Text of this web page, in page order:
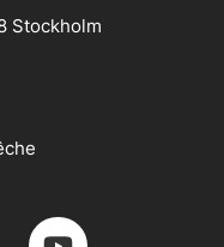
Stockholm